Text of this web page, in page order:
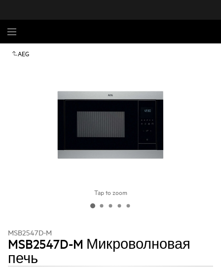
AEG
Tap to zoom
MSB2547D-M
MSB2547D-M Микроволновая
печь